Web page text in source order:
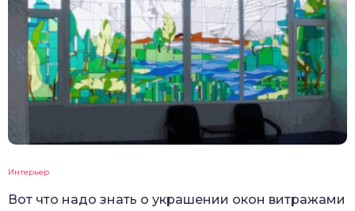
Интерьер
Вот что надо знать о украшении окон витражами